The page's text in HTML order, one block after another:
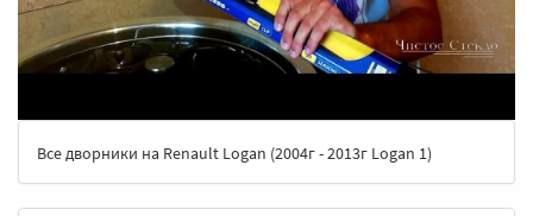
Все дворники на Renault Logan (2004г - 2013г Logan 1)